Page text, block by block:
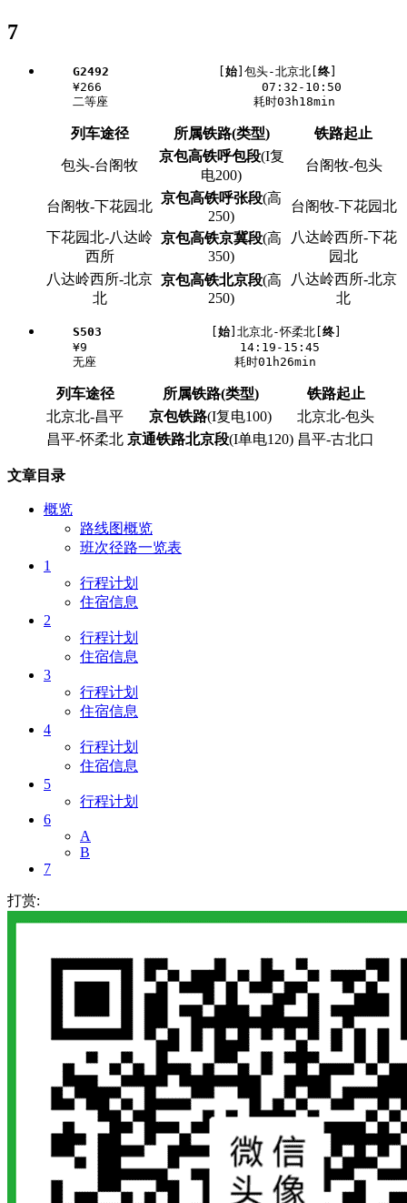
7
G2492 始 ]包头-北京北[ 终
    ¥266                      07:32-10:50
列车途径 所属铁路(类型) 铁路起止
包头-台阁牧
京包高铁呼包段(I复
电200)
台阁牧-包头
台阁牧-下花园北
京包高铁呼张段(高
250)
台阁牧-下花园北
下花园北-八达岭
西所
京包高铁京冀段(高
350)
八达岭西所-下花
园北
八达岭西所-北京
北
京包高铁北京段(高
250)
八达岭西所-北京
北
S503 始 ]北京北-怀柔北[ 终
    ¥9                     14:19-15:45
列车途径 所属铁路(类型)
铁路起止
北京北-昌平
京包铁路(I复电100)
北京北-包头
昌平-怀柔北 京通铁路北京段(I单电120) 昌平-古北口
文章目录
概览
路线图概览
班次径路一览表
1
行程计划
住宿信息
2
行程计划
住宿信息
3
行程计划
住宿信息
4
行程计划
住宿信息
5
行程计划
6
A
B
7
打赏: